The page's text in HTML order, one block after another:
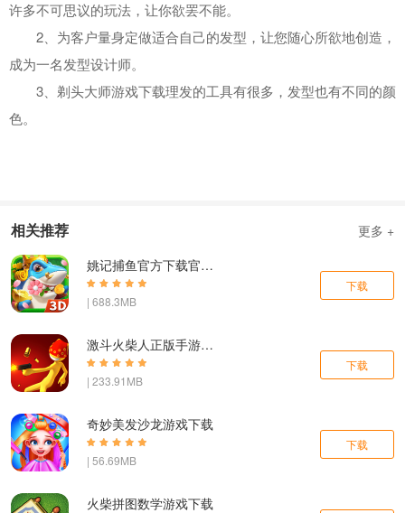
许多不可思议的玩法，让你欲罢不能。
2、为客户量身定做适合自己的发型，让您随心所欲地创造，
成为一名发型设计师。
3、剃头大师游戏下载理发的工具有很多，发型也有不同的颜
色。
相关推荐
更多 +
姚记捕鱼官方下载官网官方版
| 688.3MB
下载
激斗火柴人正版手游下载安装最新版
| 233.91MB
下载
奇妙美发沙龙游戏下载
| 56.69MB
下载
火柴拼图数学游戏下载